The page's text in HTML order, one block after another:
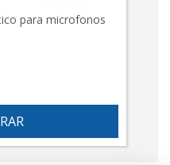
para microfonos